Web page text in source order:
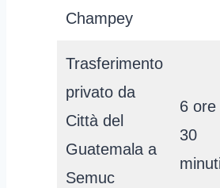
Champey
Trasferimento
privato da
Città del
Guatemala a
Semuc
6 ore
30
minuti